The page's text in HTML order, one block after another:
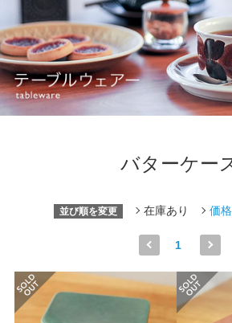
バターケー
並び順を変更 在庫あり 価
1